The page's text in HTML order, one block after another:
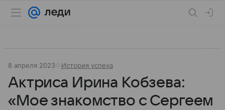
8 апреля 2023 История успеха
Актриса Ирина Кобзева:
«Мое знакомство с Сергеем